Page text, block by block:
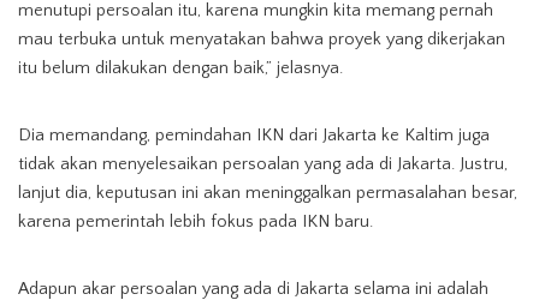
menutupi persoalan itu, karena mungkin kita memang pernah
mau terbuka untuk menyatakan bahwa proyek yang dikerjakan
itu belum dilakukan dengan baik,” jelasnya.
Dia memandang, pemindahan IKN dari Jakarta ke Kaltim juga
tidak akan menyelesaikan persoalan yang ada di Jakarta. Justru,
lanjut dia, keputusan ini akan meninggalkan permasalahan besar,
karena pemerintah lebih fokus pada IKN baru.
Adapun akar persoalan yang ada di Jakarta selama ini adalah